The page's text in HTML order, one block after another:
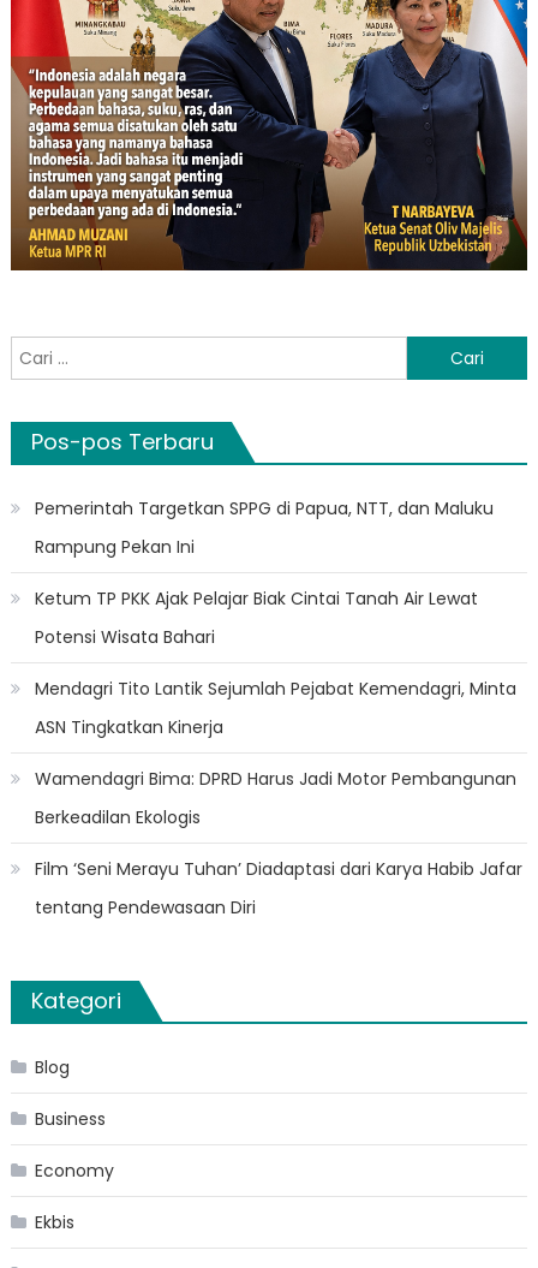
Cari
untuk:
Pos-pos Terbaru
Pemerintah Targetkan SPPG di Papua, NTT, dan Maluku
Rampung Pekan Ini
Ketum TP PKK Ajak Pelajar Biak Cintai Tanah Air Lewat
Potensi Wisata Bahari
Mendagri Tito Lantik Sejumlah Pejabat Kemendagri, Minta
ASN Tingkatkan Kinerja
Wamendagri Bima: DPRD Harus Jadi Motor Pembangunan
Berkeadilan Ekologis
Film ‘Seni Merayu Tuhan’ Diadaptasi dari Karya Habib Jafar
tentang Pendewasaan Diri
Kategori
Blog
Business
Economy
Ekbis